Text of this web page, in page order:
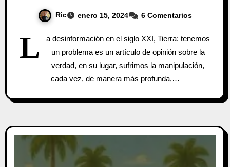
Ric enero 15, 2024 6 Comentarios
L
a desinformación en el siglo XXI, Tierra: tenemos
un problema es un artículo de opinión sobre la
verdad, en su lugar, sufrimos la manipulación,
cada vez, de manera más profunda,…